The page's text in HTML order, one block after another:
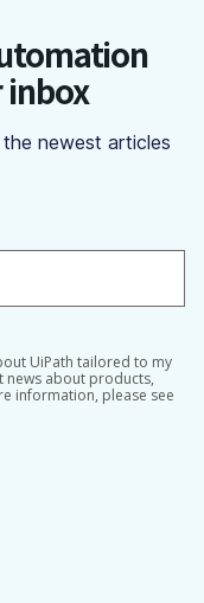
inbox
newest articles
UiPath tailored to my
news about products,
information, please see